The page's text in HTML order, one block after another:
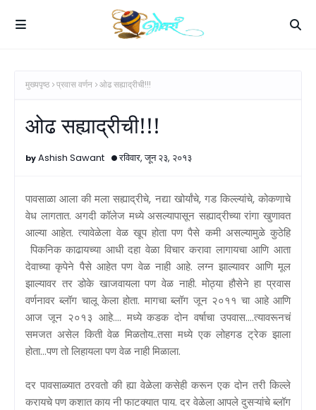
मुख्यपृष्ठ प्रवास वर्णन ओढ सह्याद्रीची!!!
ओढ सह्याद्रीची!!!
Ashish Sawant रविवार, जून २३, २०१३
पावसाळाआला की मला सह्याद्रीचे, नद्या खोर्यांचे, गड किल्ल्यांचे, कोकणाचे
वेध लागतात. अगदी कॉलेज मध्ये असल्यापासून सह्याद्रीच्या रांगा खुणावत
आल्या आहेत. त्यावेळेला वेळ खूप होता पण पैसे कमी असल्यामुळे कुठेहि
पिकनिक काढायच्या आधी दहा वेळा विचार करावा लागायचा आणि आता
देवाच्या कृपेने पैसे आहेत पण वेळ नाही आहे. लग्न झाल्यावर आणि मूल
झाल्यावर तर डोके खाजवायला पण वेळ नाही. मोठ्या हौसेने हा प्रवास
वर्णनावर ब्लॉग चालू केला होता. मागचा ब्लॉग जून २०११ चा आहे आणि
आज जून २०१३ आहे.... मध्ये कडक दोन वर्षाचा उपवास....त्यावरूनचं
समजत असेल किती वेळ मिळतोय..तसा मध्ये एक लोहगड ट्रेक झाला
होता...पण तो लिहायला पण वेळ नाही मिळाला.
दर पावसाळ्यात ठरवतो की ह्या वेळेला कसेही करून एक दोन तरी किल्ले
करायचे पण कशात काय नी फाटक्यात पाय. दर वेळेला आपले दुसऱ्यांचे ब्लॉग